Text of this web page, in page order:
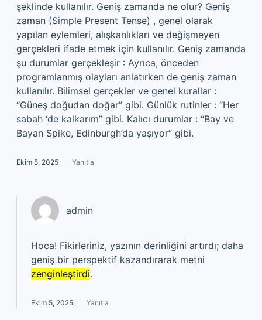
şeklinde kullanılır. Geniş zamanda ne olur? Geniş
zaman (Simple Present Tense) , genel olarak
yapılan eylemleri, alışkanlıkları ve değişmeyen
gerçekleri ifade etmek için kullanılır. Geniş zamanda
şu durumlar gerçekleşir : Ayrıca, önceden
programlanmış olayları anlatırken de geniş zaman
kullanılır. Bilimsel gerçekler ve genel kurallar :
“Güneş doğudan doğar” gibi. Günlük rutinler : “Her
sabah ‘de kalkarım” gibi. Kalıcı durumlar : “Bay ve
Bayan Spike, Edinburgh’da yaşıyor” gibi.
Ekim 5, 2025 Yanıtla
admin
Hoca! Fikirleriniz, yazının derinliğini artırdı; daha
geniş bir perspektif kazandırarak metni
zenginleştirdi.
Ekim 5, 2025 Yanıtla